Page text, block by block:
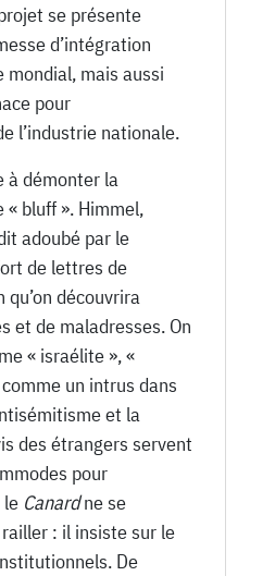
se présente
d’intégration
mondial, mais aussi
pour
l’industrie nationale.
à démonter la
« bluff ». Himmel,
adoubé par le
de lettres de
découvrira
et de maladresses. On
« israélite », «
un intrus dans
et la
des étrangers servent
pour
le Canardne se
: il insiste sur le
De